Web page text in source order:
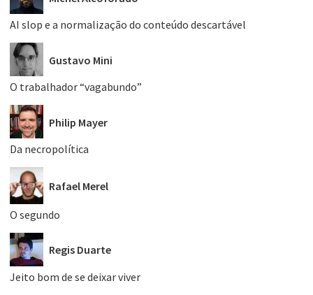
AI slop e a normalização do conteúdo descartável
Gustavo Mini
O trabalhador “vagabundo”
Philip Mayer
Da necropolítica
Rafael Merel
O segundo
Regis Duarte
Jeito bom de se deixar viver